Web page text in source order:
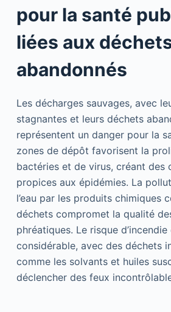
pour la santé
liées aux
abandonnés
Les décharges sauvages, avec
stagnantes et leurs déchets
représentent un danger pour la
zones de dépôt favorisent la
bactéries et de virus, créant des
propices aux épidémies. La
l’eau par les produits chimiques
déchets compromet la qualité
phréatiques. Le risque d’incendie
considérable, avec des déchets
comme les solvants et huiles
déclencher des feux